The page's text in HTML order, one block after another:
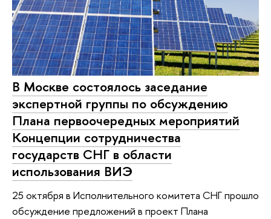
В Москве состоялось заседание
экспертной группы по обсуждению
Плана первоочередных мероприятий
Концепции сотрудничества
государств СНГ в области
использования ВИЭ
25 октября в Исполнительного комитета СНГ прошло
обсуждение предложений в проект Плана